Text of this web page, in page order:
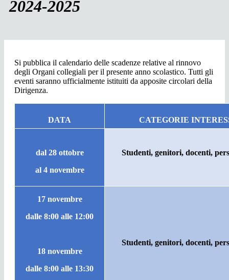
2024-2025
Si pubblica il calendario delle scadenze relative al rinnovo
degli Organi collegiali per il presente anno scolastico. Tutti gli
eventi saranno ufficialmente istituiti da apposite circolari della
Dirigenza.
DATA CATEGORIE
dal 28 ottobre
al 4 novembre
Studenti, genitori, docenti,
17 novembre
dalle 8:00 alle 12:00
18 novembre
dalle 8:00 alle 13:30
Studenti, genitori, docenti,